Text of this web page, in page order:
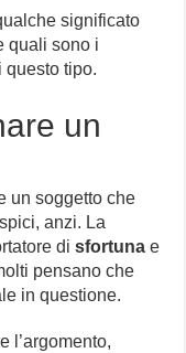
significato
quali sono i
questo tipo.
un
un soggetto che
anzi. La
disfortuna e
pensano che
in questione.
l’argomento,